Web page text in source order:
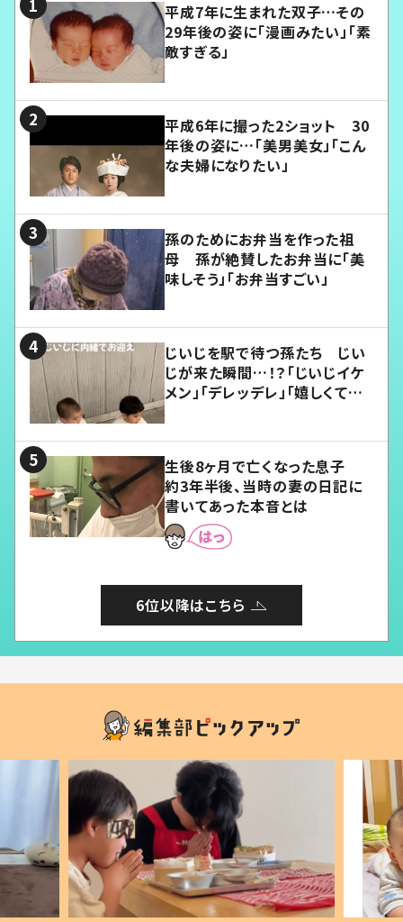
平成7年に生まれた双子…その
29年後の姿に「漫画みたい」「素
敵すぎる」
平成6年に撮った2ショット 30
年後の姿に…「美男美女」「こん
な夫婦になりたい」
孫のためにお弁当を作った祖
母 孫が絶賛したお弁当に「美
味しそう」「お弁当すごい」
じいじを駅で待つ孫たち じい
じが来た瞬間…！？「じいじイケ
メン」「デレッデレ」「嬉しくて可
生後8ヶ月で亡くなった息子
約3年半後、当時の妻の日記に
書いてあった本音とは
6位以降はこちら